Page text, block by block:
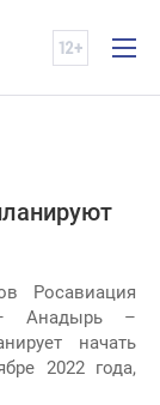
Росавиация
– Анадырь –
начать
2022 года,